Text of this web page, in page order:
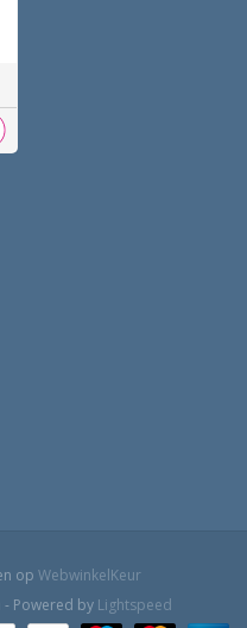
op WebwinkelKeur
- Powered by Lightspeed